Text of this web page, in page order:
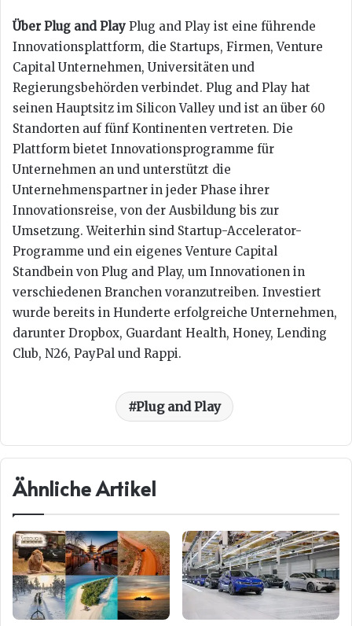
Über Plug and Play Plug and Play ist eine führende
Innovationsplattform, die Startups, Firmen, Venture
Capital Unternehmen, Universitäten und
Regierungsbehörden verbindet. Plug and Play hat
seinen Hauptsitz im Silicon Valley und ist an über 60
Standorten auf fünf Kontinenten vertreten. Die
Plattform bietet Innovationsprogramme für
Unternehmen an und unterstützt die
Unternehmenspartner in jeder Phase ihrer
Innovationsreise, von der Ausbildung bis zur
Umsetzung. Weiterhin sind Startup-Accelerator-
Programme und ein eigenes Venture Capital
Standbein von Plug and Play, um Innovationen in
verschiedenen Branchen voranzutreiben. Investiert
wurde bereits in Hunderte erfolgreiche Unternehmen,
darunter Dropbox, Guardant Health, Honey, Lending
Club, N26, PayPal und Rappi.
Plug and Play
Ähnliche Artikel